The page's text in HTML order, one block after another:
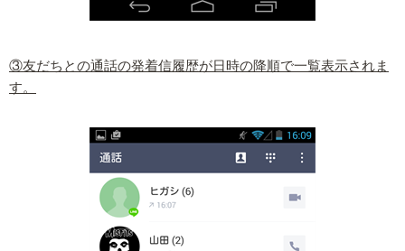
③友だちとの通話の発着信履歴が日時の降順で一覧表示されま
す。